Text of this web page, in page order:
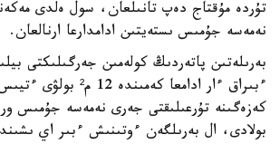
تۇردە مۇقتاج دەپ تانىلعان، سول ەلدى
نەمەسە جۇمىس ىستەيتىن ادامدارعا ارنالعان.
بەرىلەتىن پاتەردىڭ كولەمىن جەرگىلىكتى
ءبىراق ءار ادامعا
كەزەگىنە تۇرعىلىقتى جەرى نەمەسە جۇمىس
بولادى، ال بەرىلگەن ءوتىنىش ءبىر اي